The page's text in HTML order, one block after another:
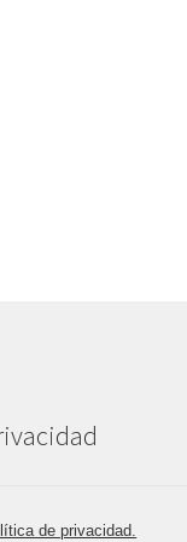
de privacidad.